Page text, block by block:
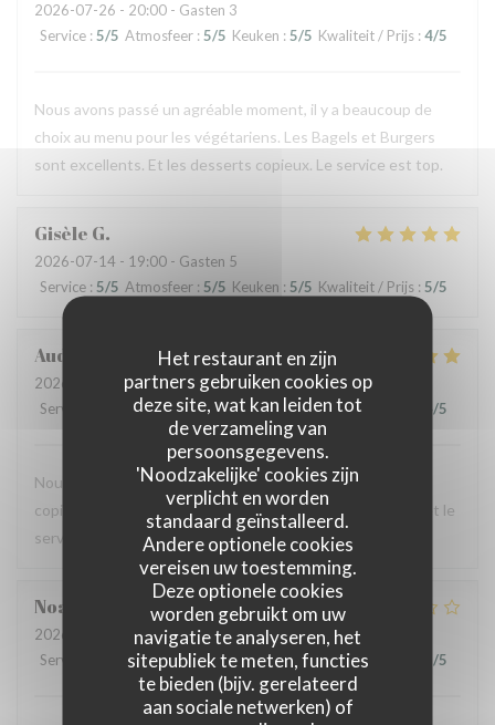
Het restaurant en zijn
partners gebruiken cookies op
deze site, wat kan leiden tot
de verzameling van
persoonsgegevens.
'Noodzakelijke' cookies zijn
verplicht en worden
standaard geïnstalleerd.
Andere optionele cookies
vereisen uw toestemming.
Deze optionele cookies
worden gebruikt om uw
navigatie te analyseren, het
sitepubliek te meten, functies
te bieden (bijv. gerelateerd
aan sociale netwerken) of
2026-07-26 - 20:00 - Gasten 3
Service : 5/5 Atmosfeer : 5/5 Keuken : 5/5 Kwaliteit / Prijs : 4/5
Nous avons passé un agréable moment, il y a beaucoup de
choix au menu pour les végétariens. Les Bagels et Burgers
sont excellents. Et les desserts copieux. Le service est top.
Gisèle G
2026-07-14 - 19:00 - Gasten 5
Service : 5/5 Atmosfeer : 5/5 Keuken : 5/5 Kwaliteit / Prijs : 5/5
Audrey
2026-07-12
- 12:00 - Gasten 2
Service
Atmosfeer:4 /5 Keuken :5/5 Kwaliteit / Prijs /5
Nous avons testé le Sister's café pour un brunch entre
copines et n'avons pas été déçues : le menu est copieux et le
service très agréable.
Noah
2026-07-07
- 19:30 - Gasten 6
Service
Atmosfeer :4/5 Keuken:1 /5 Kwaliteit / Prijs /5